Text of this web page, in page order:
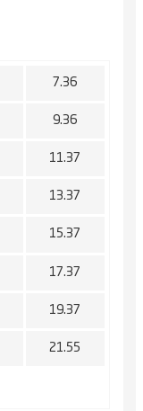
7.36
9.36
11.37
13.37
15.37
17.37
19.37
21.55